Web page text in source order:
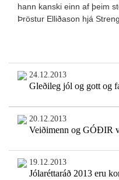
hann kanski einn af þeim
Þröstur Elliðason hjá
24.12.2013
Gleðileg jól og gott og
20.12.2013
Veiðimenn og GÓÐIR
19.12.2013
Jólaréttaráð 2013 eru